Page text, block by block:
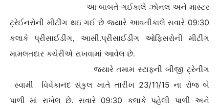
આ બાબતે ગઈકાલે ઝોનલ અને માસ્ટર
ટ્રેઈનરોની મીટીંગ થઇ ગઈ છે જ્યારે આવતીકાલે સવારે 09:30
કલાકે પ્રીસાઈડીંગ, આસી.પ્રીસાઈડીંગ ઓફિસરોની મીટીંગ
મામલતદાર કચેરીએ રાખવામાં આવેલ છે.
જયારે તમામ સ્ટાફની બીજી ટ્રેનીંગ
સ્વામી વિવેકાનંદ સંકુલ ખાતે તારીખ 23/11/15 ના રોજ બે
પાળી માં રાખેલ છે. સવારે 09:30 કલાકે પહેલી પાળી અને